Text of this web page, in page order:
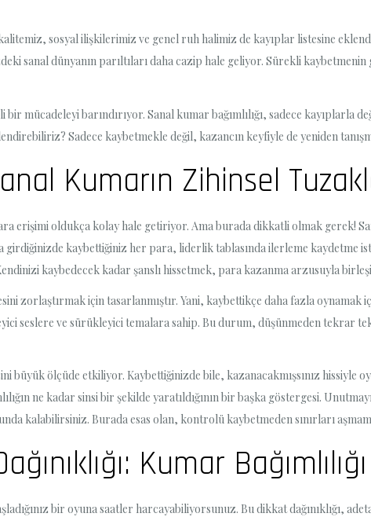
sosyal ilişkilerimiz ve genel ruh halimiz de kayıplar listesine
sanal dünyanın parıltıları daha cazip hale geliyor. Sürekli
mücadeleyi barındırıyor. Sanal kumar bağımlılığı, sadece kayıplarla
Sadece kaybetmekle değil, kazancın keyfiyle de yeniden
Kumarın Zihinsel
erişimi oldukça kolay hale getiriyor. Ama burada dikkatli olmak gerek!
kaybettiğiniz her para, liderlik tablasında ilerleme kaydetme
kaybedecek kadar şanslı hissetmek, para kazanma arzusuyla
zorlaştırmak için tasarlanmıştır. Yani, kaybettikçe daha fazla
seslere ve sürükleyici temalara sahip. Bu durum, düşünmeden tekrar
büyük ölçüde etkiliyor. Kaybettiğinizde bile, kazanacakmışsınız hissiyle
ne kadar sinsi bir şekilde yaratıldığının bir başka göstergesi.
kalabilirsiniz. Burada esas olan, kontrolü kaybetmeden sınırları
Kumar
bir oyuna saatler harcayabiliyorsunuz. Bu dikkat dağınıklığı,